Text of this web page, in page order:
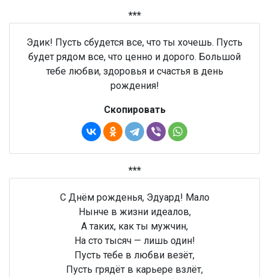
***
Эдик! Пусть сбудется все, что ты хочешь. Пусть
будет рядом все, что ценно и дорого. Большой
тебе любви, здоровья и счастья в день
рождения!
Скопировать
***
С Днём рожденья, Эдуард! Мало
Нынче в жизни идеалов,
А таких, как ты мужчин,
На сто тысяч — лишь один!
Пусть тебе в любви везёт,
Пусть грядёт в карьере взлёт,